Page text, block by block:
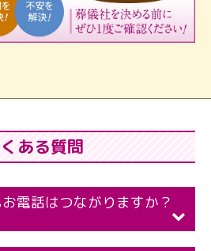
ある質問
電話はつながりますか？